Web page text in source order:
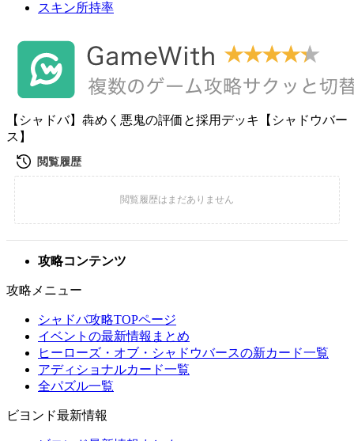
スキン所持率
【シャドバ】犇めく悪鬼の評価と採用デッキ【シャドウバー
ス】
攻略コンテンツ
攻略メニュー
シャドバ攻略TOPページ
イベントの最新情報まとめ
ヒーローズ・オブ・シャドウバースの新カード一覧
アディショナルカード一覧
全パズル一覧
ビヨンド最新情報